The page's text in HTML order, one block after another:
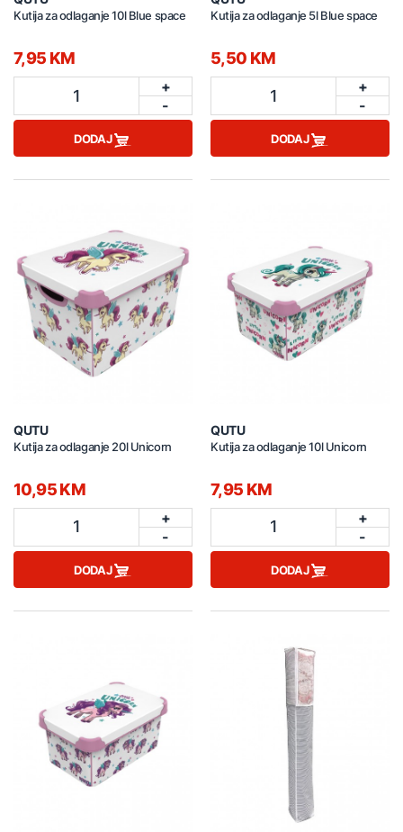
Kutija za odlaganje 10l Blue space
7,95 KM
1
+
-
DODAJ
Kutija za odlaganje 5l Blue space
5,50 KM
1
+
-
DODAJ
QUTU
Kutija za odlaganje 20l Unicorn
10,95 KM
1
+
-
DODAJ
QUTU
Kutija za odlaganje 10l Unicorn
7,95 KM
1
+
-
DODAJ